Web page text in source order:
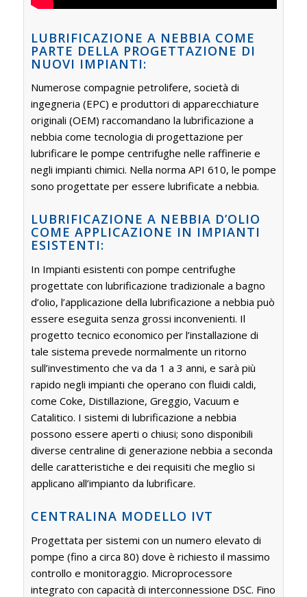
LUBRIFICAZIONE A NEBBIA COME
PARTE DELLA PROGETTAZIONE DI
NUOVI IMPIANTI:
Numerose compagnie petrolifere, società di
ingegneria (EPC) e produttori di apparecchiature
originali (OEM) raccomandano la lubrificazione a
nebbia come tecnologia di progettazione per
lubrificare le pompe centrifughe nelle raffinerie e
negli impianti chimici. Nella norma API 610, le pompe
sono progettate per essere lubrificate a nebbia.
LUBRIFICAZIONE A NEBBIA D’OLIO
COME APPLICAZIONE IN IMPIANTI
ESISTENTI:
In Impianti esistenti con pompe centrifughe
progettate con lubrificazione tradizionale a bagno
d’olio, l’applicazione della lubrificazione a nebbia può
essere eseguita senza grossi inconvenienti. Il
progetto tecnico economico per l’installazione di
tale sistema prevede normalmente un ritorno
sull’investimento che va da 1 a 3 anni, e sarà più
rapido negli impianti che operano con fluidi caldi,
come Coke, Distillazione, Greggio, Vacuum e
Catalitico. I sistemi di lubrificazione a nebbia
possono essere aperti o chiusi; sono disponibili
diverse centraline di generazione nebbia a seconda
delle caratteristiche e dei requisiti che meglio si
applicano all’impianto da lubrificare.
CENTRALINA MODELLO IVT
Progettata per sistemi con un numero elevato di
pompe (fino a circa 80) dove è richiesto il massimo
controllo e monitoraggio. Microprocessore
integrato con capacità di interconnessione DSC. Fino